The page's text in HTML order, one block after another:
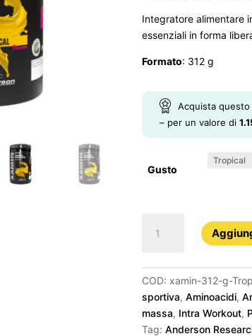
Integratore alimentare
essenziali in forma
Formato: 312 g
Acquista
– per un valore di
Gusto
312
quantità
COD: xamin-312-g-
sportiva,Aminoacidi,
massa, Intra Workout,
Tag:Anderson